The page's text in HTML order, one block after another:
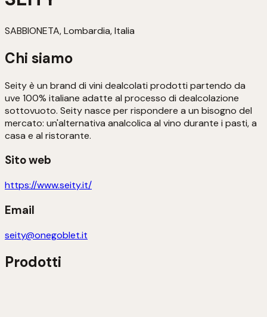
SABBIONETA, Lombardia, Italia
Chi siamo
Seity è un brand di vini dealcolati prodotti partendo da
uve 100% italiane adatte al processo di dealcolazione
sottovuoto. Seity nasce per rispondere a un bisogno del
mercato: un'alternativa analcolica al vino durante i pasti, a
casa e al ristorante.
Sito web
https://www.seity.it/
Email
seity@onegoblet.it
Prodotti